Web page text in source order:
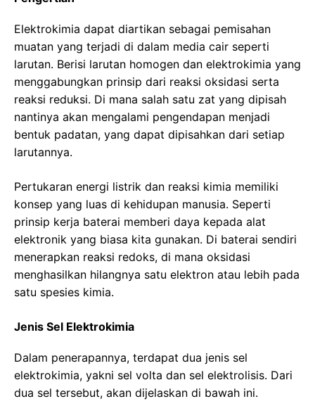
Elektrokimia dapat diartikan sebagai pemisahan
muatan yang terjadi di dalam media cair seperti
larutan. Berisi larutan homogen dan elektrokimia yang
menggabungkan prinsip dari reaksi oksidasi serta
reaksi reduksi. Di mana salah satu zat yang dipisah
nantinya akan mengalami pengendapan menjadi
bentuk padatan, yang dapat dipisahkan dari setiap
larutannya.
Pertukaran energi listrik dan reaksi kimia memiliki
konsep yang luas di kehidupan manusia. Seperti
prinsip kerja baterai memberi daya kepada alat
elektronik yang biasa kita gunakan. Di baterai sendiri
menerapkan reaksi redoks, di mana oksidasi
menghasilkan hilangnya satu elektron atau lebih pada
satu spesies kimia.
Jenis Sel Elektrokimia
Dalam penerapannya, terdapat dua jenis sel
elektrokimia, yakni sel volta dan sel elektrolisis. Dari
dua sel tersebut, akan dijelaskan di bawah ini.